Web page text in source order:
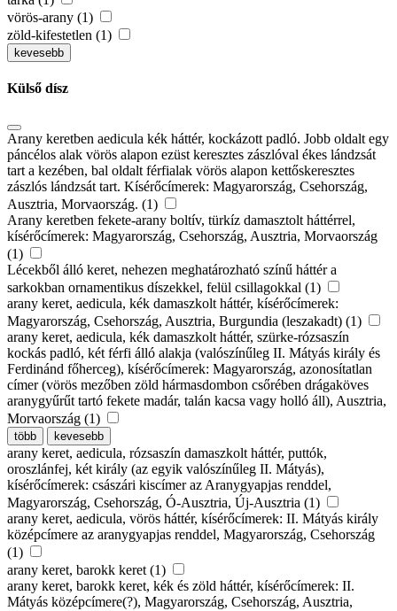
vörös-arany (1)
zöld-kifestetlen (1)
kevesebb
Külső dísz
Arany keretben aedicula kék háttér, kockázott padló. Jobb oldalt egy
páncélos alak vörös alapon ezüst keresztes zászlóval ékes lándzsát
tart a kezében, bal oldalt férfialak vörös alapon kettőskeresztes
zászlós lándzsát tart. Kísérőcímerek: Magyarország, Csehország,
Ausztria, Morvaország. (1)
Arany keretben fekete-arany boltív, türkíz damasztolt háttérrel,
kísérőcímerek: Magyarország, Csehország, Ausztria, Morvaország
(1)
Lécekből álló keret, nehezen meghatározható színű háttér a
sarkokban ornamentikus díszekkel, felül csillagokkal (1)
arany keret, aedicula, kék damaszkolt háttér, kísérőcímerek:
Magyarország, Csehország, Ausztria, Burgundia (leszakadt) (1)
arany keret, aedicula, kék damaszkolt háttér, szürke-rózsaszín
kockás padló, két férfi álló alakja (valószínűleg II. Mátyás király és
Ferdinánd főherceg), kísérőcímerek: Magyarország, azonosítatlan
címer (vörös mezőben zöld hármasdombon csőrében drágaköves
aranygyűrűt tartó fekete madár, talán kacsa vagy holló áll), Ausztria,
Morvaország (1)
több kevesebb
arany keret, aedicula, rózsaszín damaszkolt háttér, puttók,
oroszlánfej, két király (az egyik valószínűleg II. Mátyás),
kísérőcímerek: császári kiscímer az Aranygyapjas renddel,
Magyarország, Csehország, Ó-Ausztria, Új-Ausztria (1)
arany keret, aedicula, vörös háttér, kísérőcímerek: II. Mátyás király
középcímere az aranygyapjas renddel, Magyarország, Csehország
(1)
arany keret, barokk keret (1)
arany keret, barokk keret, kék és zöld háttér, kísérőcímerek: II.
Mátyás középcímere(?), Magyarország, Csehország, Ausztria,